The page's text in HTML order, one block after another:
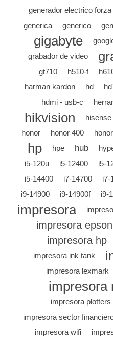
generador electrico forza
generica
generico
gigabyte
grabador de video
gt710
h510-f
harman kardon
hd
hdmi - usb-c
hikvision hisense
honor honor 400
hp hpe hub
i5-120u
i5-12400 i5-
i5-14400
i7-14700 i7-
i9-14900
i9-14900f i9-
impresora
impresora epson
impresora hp
impresora ink tank
impresora lexmark
impresora
impresora plotters
impresora sector
impresora wifi